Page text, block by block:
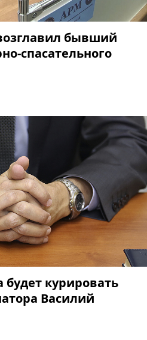
бывший
спасательного
курировать
Василий